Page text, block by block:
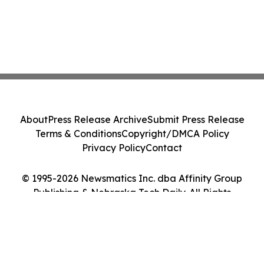
© 1995-2026 Newsmatics Inc. dba Affinity Group
Publishing & Nebraska Tech Daily. All Rights
AboutPress Release ArchiveSubmit Press Release
Terms & ConditionsCopyright/DMCA Policy
Privacy PolicyContact